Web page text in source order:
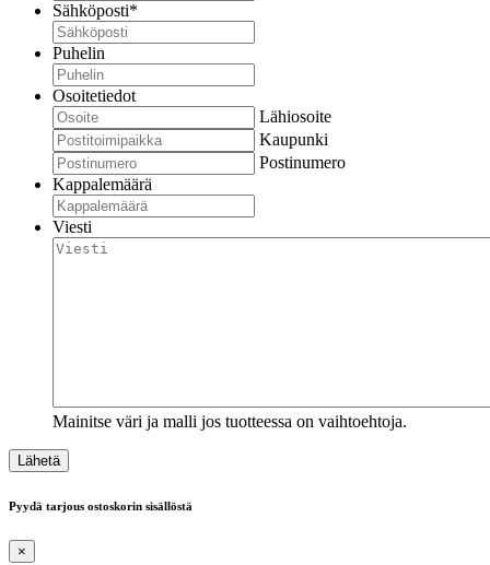
Sähköposti*
Puhelin
Osoitetiedot
Lähiosoite
Kaupunki
Postinumero
Kappalemäärä
Viesti
Mainitse väri ja malli jos tuotteessa on vaihtoehtoja.
Pyydä tarjous ostoskorin sisällöstä
×